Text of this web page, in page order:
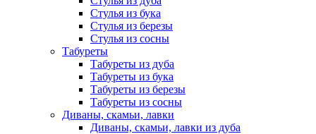
Стулья из бука
Стулья из березы
Стулья из сосны
Табуреты
Табуреты из дуба
Табуреты из бука
Табуреты из березы
Табуреты из сосны
Диваны, скамьи, лавки
Диваны, скамьи, лавки из дуба